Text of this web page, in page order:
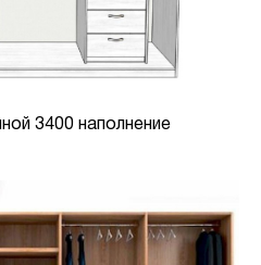
3400 наполнение